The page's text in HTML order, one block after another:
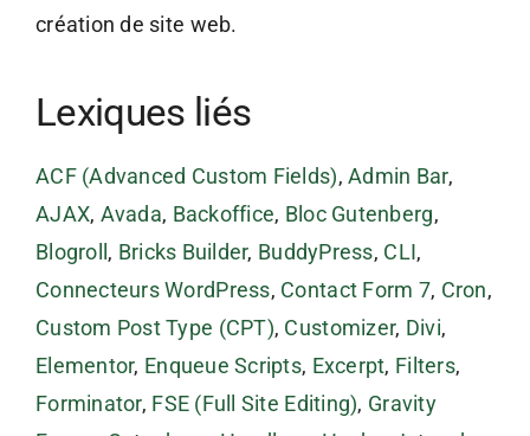
création de site web.
Lexiques liés
ACF (Advanced Custom Fields),Admin Bar,
AJAX, Avada, Backoffice, Bloc Gutenberg,
Blogroll , Bricks Builder, BuddyPress, CLI,
Connecteurs WordPress, Contact Form 7, Cron,
Custom Post Type (CPT), Customizer, Divi,
Elementor, Enqueue Scripts, Excerpt, Filters,
Forminator, FSE (Full Site Editing), Gravity